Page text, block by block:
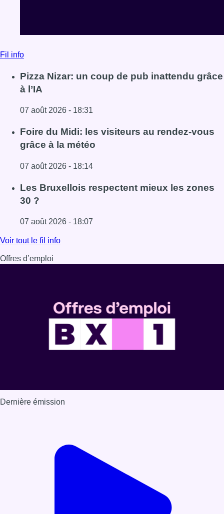
Fil info
Pizza Nizar: un coup de pub inattendu grâce
à l’IA
07 août 2026 - 18:31
Lire l'article Pizza Nizar: un coup de pub inattendu grâce
Foire du Midi: les visiteurs au rendez-vous
grâce à la météo
07 août 2026 - 18:14
Lire l'article Foire du Midi: les visiteurs au rendez-vous
Les Bruxellois respectent mieux les zones
30 ?
07 août 2026 - 18:07
Lire l'article Les Bruxellois respectent mieux les zones 30
Voir tout le fil info
Offres d’emploi
Dernière émission